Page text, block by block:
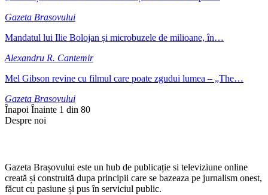
Gazeta Brasovului
Mandatul lui Ilie Bolojan și microbuzele de milioane, în…
Alexandru R. Cantemir
Mel Gibson revine cu filmul care poate zgudui lumea – „The…
Gazeta Brasovului
Înapoi Înainte 1 din 80
Despre noi
Gazeta Brașovului este un hub de publicație si televiziune online
creată și construită dupa principii care se bazeaza pe jurnalism onest,
făcut cu pasiune și pus în serviciul public.